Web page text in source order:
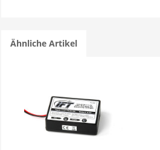
Ähnliche Artikel